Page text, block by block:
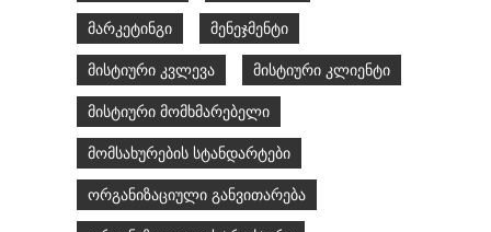
მარკეტინგი მენეჯმენტი
მისტიური კვლევა მისტიური კლიენტი
მისტიური მომხმარებელი
მომსახურების სტანდარტები
ორგანიზაციული განვითარება